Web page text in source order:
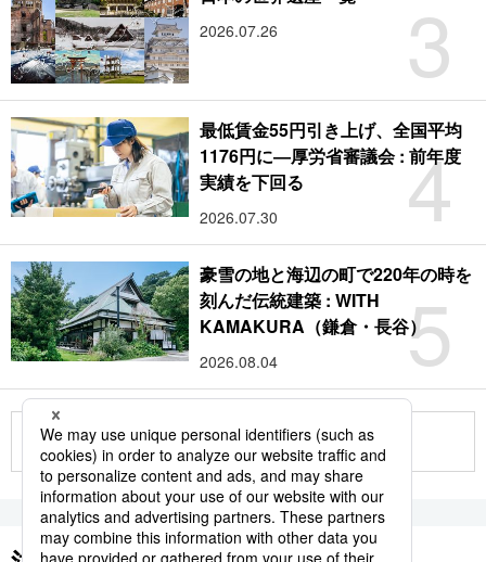
3
2026.07.26
4
最低賃金55円引き上げ、全国平均
1176円に―厚労省審議会 : 前年度
実績を下回る
2026.07.30
5
豪雪の地と海辺の町で220年の時を
刻んだ伝統建築 : WITH
KAMAKURA（鎌倉・長谷）
2026.08.04
もっと見る